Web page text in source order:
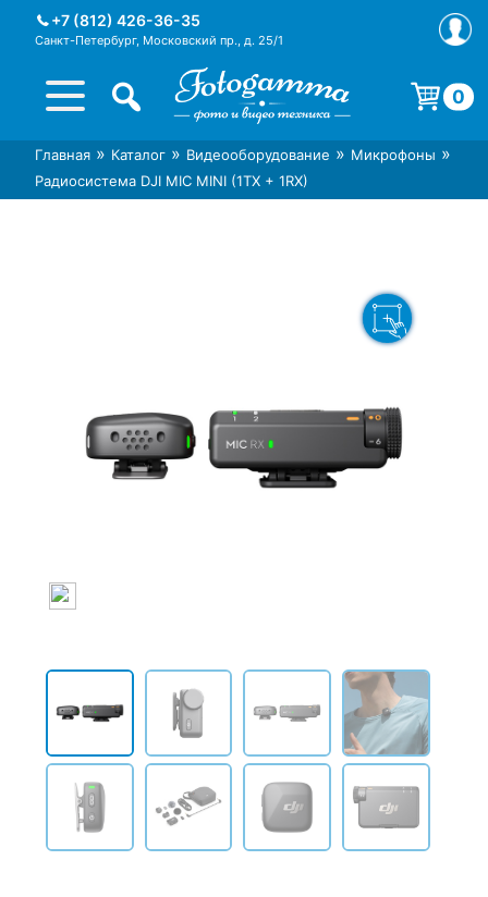
+7 (812) 426-36-35
Санкт-Петербург, Московский пр., д. 25/1
Интернет-магазин фототехники
Foto-Gamma в СПб
Магазин фотоаксессуаров foto-
gamma.ru
0
Корзина пуста.
Главная » Каталог » Видеооборудование » Микрофоны »
Радиосистема DJI MIC MINI (1TX + 1RX)